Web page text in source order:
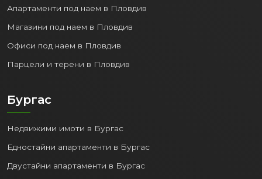
Апартаменти под наем в Пловдив
Магазини под наем в Пловдив
Офиси под наем в Пловдив
Парцели и терени в Пловдив
Бургас
Недвижими имоти в Бургас
Едностайни апартаменти в Бургас
Двустайни апартаменти в Бургас